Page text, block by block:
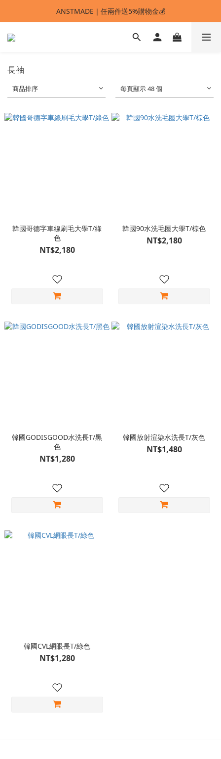
ANSTMADE｜任兩件送5%購物金💰
ANSTMADE｜任兩件送5%購物金💰
🚩 【SELECT服飾】1件95折、2件88折
長袖
商品排序 每頁顯示 48 個
韓國哥德字車線刷毛大學T/綠
色
NT$2,180
韓國90水洗毛圈大學T/棕色
NT$2,180
韓國GODISGOOD水洗長T/黑
色
NT$1,280
韓國放射渲染水洗長T/灰色
NT$1,480
韓國CVL網眼長T/綠色
NT$1,280